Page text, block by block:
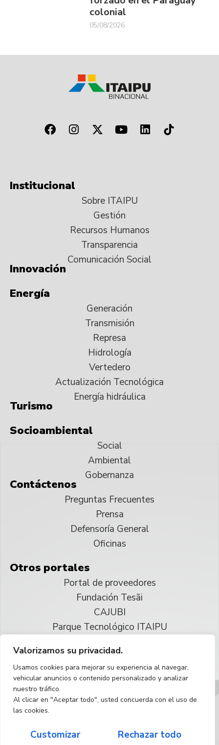
Valorizamos su privacidad.
Usamos cookies para mejorar su experiencia al navegar,
vehicular anuncios o contenido personalizado y analizar
nuestro tráfico.
Al clicar en "Aceptar todo", usted concuerda con el uso de
las cookies.
Customizar Rechazar todo
colonial
05/08/2026
Institucional
Sobre ITAIPU
Gestión
Recursos Humanos
Transparencia
Comunicación Social
Innovación
Energía
Generación
Transmisión
Represa
Hidrología
Vertedero
Actualización Tecnológica
Energía hidráulica
Turismo
Socioambiental
Social
Ambiental
Gobernanza
Contáctenos
Preguntas Frecuentes
Prensa
Defensoría General
Oficinas
Otros portales
Portal de proveedores
Fundación Tesãi
CAJUBI
Parque Tecnológico ITAIPU
Reservados todos los derechos
Español